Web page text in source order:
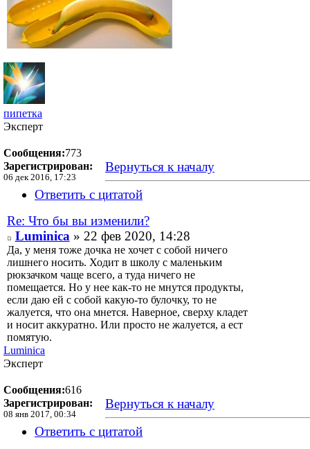
пипетка
Эксперт
Сообщения:773
Зарегистрирован:
06 дек 2016, 17:23
Вернуться к началу
Ответить с цитатой
Re: Что бы вы изменили?
Luminica » 22 фев 2020, 14:28
Да, у меня тоже дочка не хочет с собой ничего
лишнего носить. Ходит в школу с маленьким
рюкзачком чаще всего, а туда ничего не
помещается. Но у нее как-то не мнутся продукты,
если даю ей с собой какую-то булочку, то не
жалуется, что она мнется. Наверное, сверху кладет
и носит аккуратно. Или просто не жалуется, а ест
помятую.
Luminica
Эксперт
Сообщения:616
Зарегистрирован:
08 янв 2017, 00:34
Вернуться к началу
Ответить с цитатой